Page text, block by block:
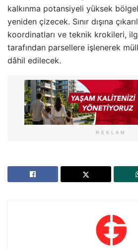
kalkınma potansiyeli yüksek
yeniden çizecek. Sınır dışına
koordinatları ve teknik krokileri,
tarafından parsellere işlenerek
dâhil edilecek.
REKLAM